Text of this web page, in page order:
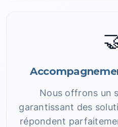
Nous offrons un
garantissant des
répondent